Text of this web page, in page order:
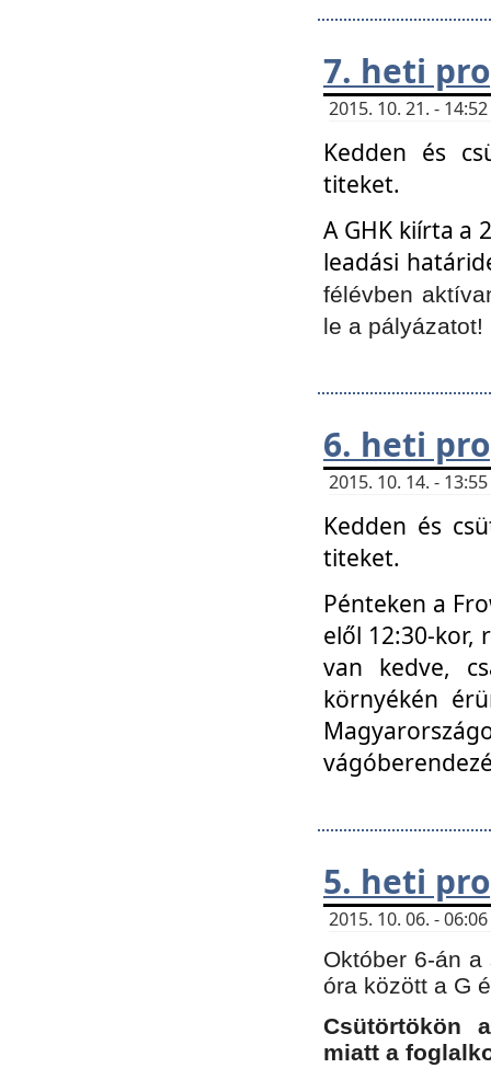
7. heti
2015. 10. 21. -
Kedden és
titeket.
A GHK kiírta a
leadási
félévben
le a pályázatot!
6. heti
2015. 10. 14. -
Kedden és
titeket.
Pénteken a
elől 12:30-kor,
van kedve,
környékén
5. heti
2015. 10. 06. -
Október 6-án
óra között a G
Csütörtökön
miatt a